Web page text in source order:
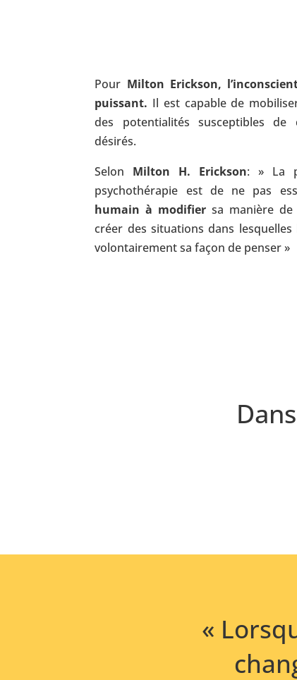
Pour Milton Erickson,
puissant. Il est capable de
des potentialités susceptibles de
désirés.
Selon Milton H. Erickson: » La
psychothérapie est de ne pas
humain à modifier sa manière
créer des situations dans lesquelles
volontairement sa façon de penser »
«